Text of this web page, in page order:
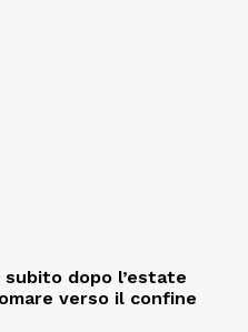
dopo l’estate
verso il confine